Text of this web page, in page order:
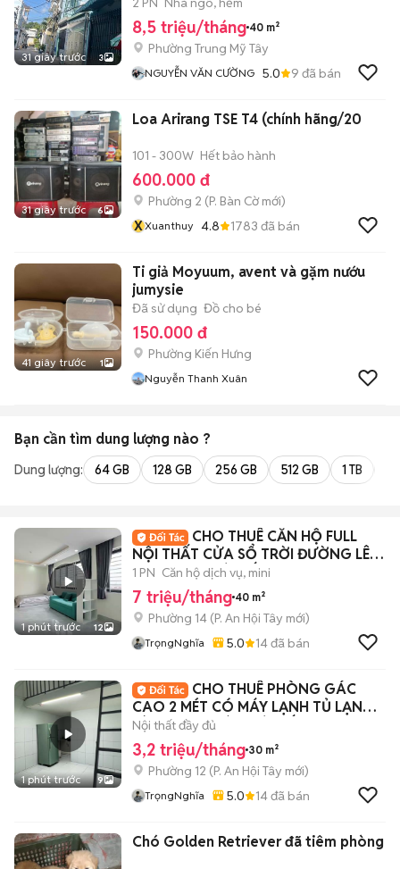
31 giây trước 3
8,5 triệu/tháng 40 m²
Phường Trung Mỹ Tây
NGUYỄN VĂN CƯỜNG 5.0 9 đã bán
31 giây trước 6
Loa Arirang TSE T4 (chính hãng/20
101 - 300W Hết bảo hành
600.000 đ
Phường 2 (P. Bàn Cờmới)
XXuanthuy 4.8 1783 đã bán
41 giây trước 1
Ti giả Moyuum, avent và gặm nướu
jumysie
Đã sử dụng Đồ cho bé
150.000 đ
Phường Kiến Hưng
Nguyễn Thanh Xuân
Bạn cần tìm dung lượng nào ?
Dung lượng: 64 GB 128 GB 256 GB 512 GB 1 TB
1 phút trước 12
CHO THUÊ CĂN HỘ FULL
NỘI THẤT CỬA SỔ TRỜI ĐƯỜNG LÊ
VĂN THỌ - GÒ VẤP
1 PN Căn hộ dịch vụ, mini
7 triệu/tháng 40 m²
Phường 14 (P. An Hội Tây mới)
TrọngNghĩa 5.0 14đã bán
1 phút trước 9
CHO THUÊ PHÒNG GÁC
CAO 2 MÉT CÓ MÁY LẠNH TỦ LẠNH
BÙI QUANG LÀ - GÒ VẤP
Nội thất đầy đủ
3,2 triệu/tháng 30 m²
Phường 12 (P. An Hội Tây mới)
TrọngNghĩa 5.0 14đã bán
Chó Golden Retriever đã tiêm phòng